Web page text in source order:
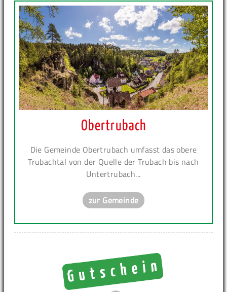
Obertrubach
Die Gemeinde Obertrubach umfasst das obere
Trubachtal von der Quelle der Trubach bis nach
Untertrubach...
zur Gemeinde